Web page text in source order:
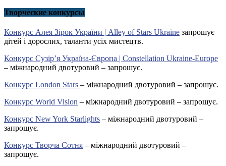
Творческие конкурсы
Конкурс Алея Зірок України | Alley of Stars Ukraine запрошує
дітей і дорослих, таланти усіх мистецтв.
Конкурс Сузір’я Україна-Європа | Constellation Ukraine-Europe
– міжнародний двотуровий – запрошує.
Конкурс London Stars – міжнародний двотуровий – запрошує.
Конкурс World Vision – міжнародний двотуровий – запрошує.
Конкурс New York Starlights – міжнародний двотуровий –
запрошує.
Конкурс Творча Сотня – міжнародний двотуровий –
запрошує.